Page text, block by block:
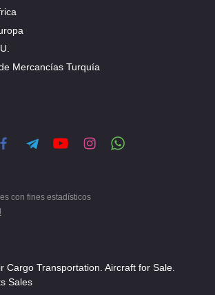
Mercancías Turquía
con fines estadísticos
Cargo Transportation. Aircraft for Sale.
Sales